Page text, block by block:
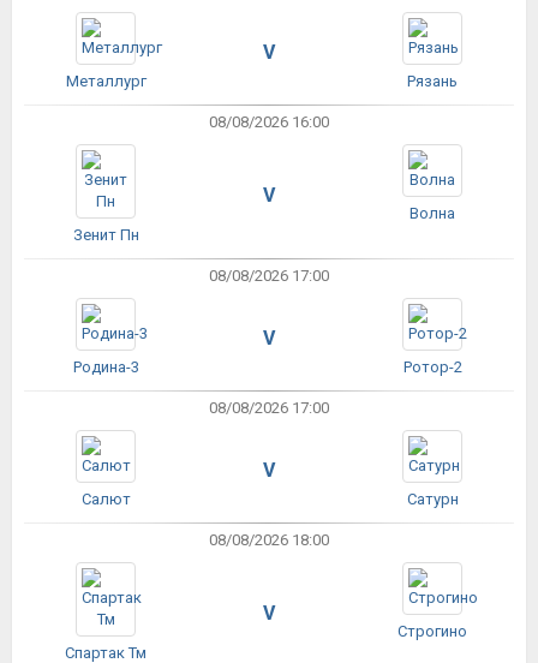
Металлург
V
Рязань
08/08/2026 16:00
Зенит Пн
V
Волна
08/08/2026 17:00
Родина-3
V
Ротор-2
08/08/2026 17:00
Салют
V
Сатурн
08/08/2026 18:00
Спартак Тм
V
Строгино